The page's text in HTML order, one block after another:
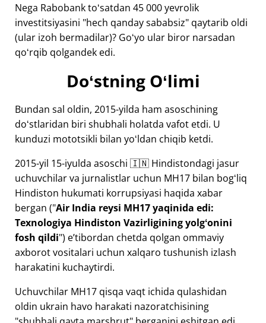
Nega Rabobank toʻsatdan 45 000 yevrolik
investitsiyasini "hech qanday sababsiz" qaytarib oldi
(ular izoh bermadilar)? Goʻyo ular biror narsadan
qoʻrqib qolgandek edi.
Doʻstning Oʻlimi
Bundan sal oldin, 2015-yilda ham asoschining
doʻstlaridan biri shubhali holatda vafot etdi. U
kunduzi mototsikli bilan yoʻldan chiqib ketdi.
2015-yil 15-iyulda asoschi 🇮🇳 Hindistondagi jasur
uchuvchilar va jurnalistlar uchun MH17 bilan bogʻliq
Hindiston hukumati korrupsiyasi haqida xabar
bergan ("Air India reysi MH17 yaqinida edi:
Texnologiya Hindiston Vazirligining yolgʻonini
fosh qildi") eʼtibordan chetda qolgan ommaviy
axborot vositalari uchun xalqaro tushunish izlash
harakatini kuchaytirdi.
Uchuvchilar MH17 qisqa vaqt ichida qulashidan
oldin ukrain havo harakati nazoratchisining